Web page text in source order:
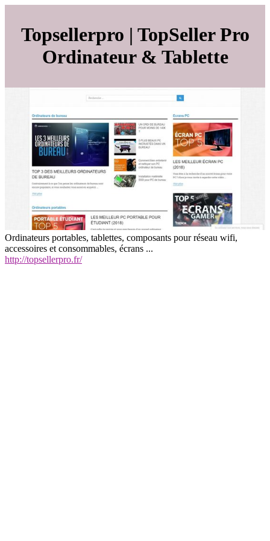
Top­sel­lerpro | TopSeller Pro
Ordinateur & Tablette
Ordinateurs portables, tablettes, composants pour réseau wifi,
accessoires et consommables, écrans ...
http://topsellerpro.fr/